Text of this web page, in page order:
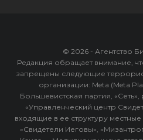
© 2026 - Агентство
Редакция обращает внимание,
запрещены следующие
организации: Meta (Meta
Большевистская партия,
«Управленческий центр
входящие в ее структуру
«Свидетели Иеговы»,